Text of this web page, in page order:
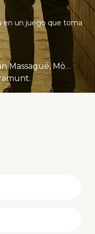
en un juego que toma
Joel Joan, Paula Vives, Iván Massagué, Mònica Pérez, Ferran Carvajal, Jordi Boixaderas.